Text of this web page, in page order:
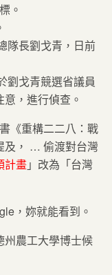
。
隊長劉戈青，日前
劉戈青競選省議員
，進行偵查。
《重構二二八：戰
及， … 偷渡對台灣
計畫」改為「台灣
，妳就能看到。
州農工大學博士候